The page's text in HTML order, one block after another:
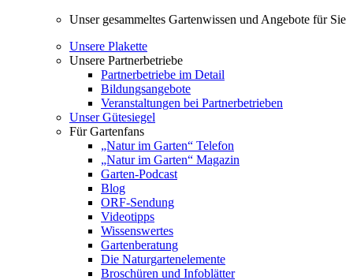
Unser gesammeltes Gartenwissen und Angebote für Sie
Unsere Plakette
Unsere Partnerbetriebe
Partnerbetriebe im Detail
Bildungsangebote
Veranstaltungen bei Partnerbetrieben
Unser Gütesiegel
Für Gartenfans
„Natur im Garten“ Telefon
„Natur im Garten“ Magazin
Garten-Podcast
Blog
ORF-Sendung
Videotipps
Wissenswertes
Gartenberatung
Die Naturgartenelemente
Broschüren und Infoblätter